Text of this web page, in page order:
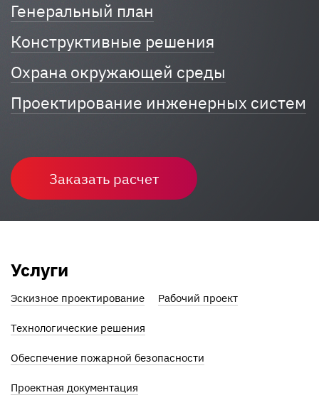
Генеральный план
Конструктивные решения
Охрана окружающей среды
Проектирование инженерных систем
Заказать расчет
Услуги
Эскизное проектирование Рабочий проект
Технологические решения
Обеспечение пожарной безопасности
Проектная документация